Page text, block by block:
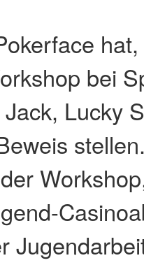
bei
Lucky